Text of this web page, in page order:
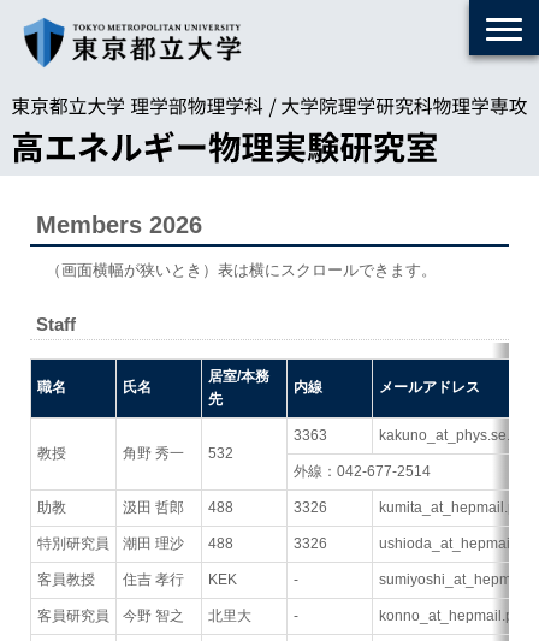
Members 2026
（画面横幅が狭いとき）表は横にスクロールできます。
Staff
職名 氏名
居室/本務
先
内線 メールアドレス
教授 角野 秀一 532
3363
外線：042-677-2514
助教 汲田 哲郎 488 3326
特別研究員 潮田 理沙 488 3326
客員教授 住吉 孝行 KEK -
客員研究員 今野 智之 北里大 -